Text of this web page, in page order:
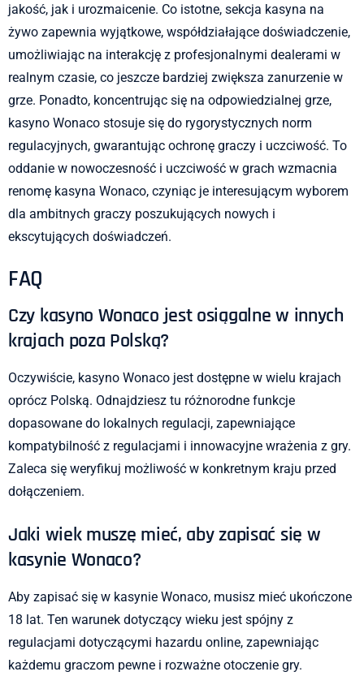
jakość, jak i urozmaicenie. Co istotne, sekcja kasyna na
żywo zapewnia wyjątkowe, współdziałające doświadczenie,
umożliwiając na interakcję z profesjonalnymi dealerami w
realnym czasie, co jeszcze bardziej zwiększa zanurzenie w
grze. Ponadto, koncentrując się na odpowiedzialnej grze,
kasyno Wonaco stosuje się do rygorystycznych norm
regulacyjnych, gwarantując ochronę graczy i uczciwość. To
oddanie w nowoczesność i uczciwość w grach wzmacnia
renomę kasyna Wonaco, czyniąc je interesującym wyborem
dla ambitnych graczy poszukujących nowych i
ekscytujących doświadczeń.
FAQ
Czy kasyno Wonaco jest osiągalne w innych
krajach poza Polską?
Oczywiście, kasyno Wonaco jest dostępne w wielu krajach
oprócz Polską. Odnajdziesz tu różnorodne funkcje
dopasowane do lokalnych regulacji, zapewniające
kompatybilność z regulacjami i innowacyjne wrażenia z gry.
Zaleca się weryfikuj możliwość w konkretnym kraju przed
dołączeniem.
Jaki wiek muszę mieć, aby zapisać się w
kasynie Wonaco?
Aby zapisać się w kasynie Wonaco, musisz mieć ukończone
18 lat. Ten warunek dotyczący wieku jest spójny z
regulacjami dotyczącymi hazardu online, zapewniając
każdemu graczom pewne i rozważne otoczenie gry.